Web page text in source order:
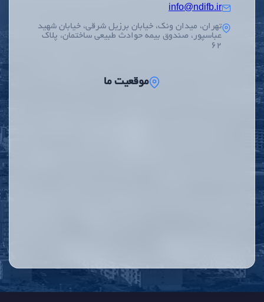
info@ndifb.ir
تهران، میدان ونک، خیابان برزیل شرقی، خیابان شهید
عباسپور، صندوق بیمه حوادث طبیعی ساختمان، پلاک
62
موقعیت ما